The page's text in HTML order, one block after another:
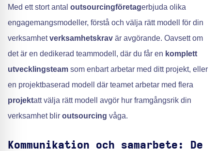
Med ett stort antal outsourcingföretagerbjuda olika
engagemangsmodeller, förstå och välja rätt modell för din
verksamhetverksamhetskrav är avgörande. Oavsett om
det är en dedikerad teammodell, där du får en komplett
utvecklingsteam som enbart arbetar med ditt projekt, eller
en projektbaserad modell där teamet arbetar med flera
projektatt välja rätt modell avgör hur framgångsrik din
verksamhet blir outsourcing våga.
Kommunikation och samarbete: De